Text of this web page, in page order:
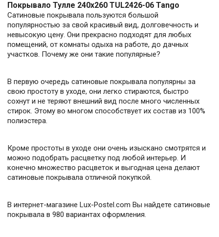
Покрывало Тулле 240х260 TUL2426-06 Tango
Сатиновые покрывала пользуются большой
популярностью за свой красивый вид, долговечность и
невысокую цену. Они прекрасно подходят для любых
помещений, от комнаты одыха на работе, до дачных
участков. Почему же они такие популярные?
В первую очередь сатиновые покрывала популярны за
свою простоту в уходе, они легко стираются, быстро
сохнут и не теряют внешний вид после много численных
стирок. Этому во многом способствует их состав из 100%
полиэстера.
Кроме простоты в уходе они очень изыскано смотрятся и
можно подобрать расцветку под любой интерьер. И
конечно множество расцветок и выгодная цена делают
сатиновые покрывала отличной покупкой.
В интернет-магазине Lux-Postel.com Вы найдете сатиновые
покрывала в 980 вариантах оформления.